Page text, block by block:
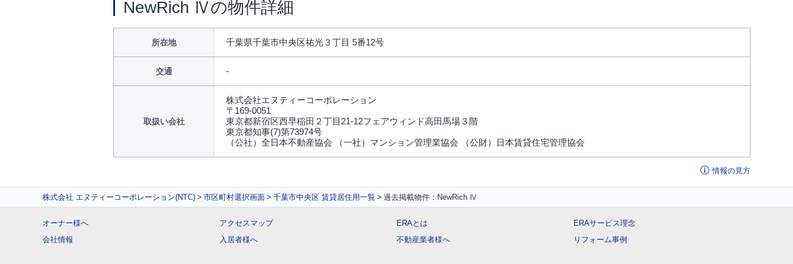
NewRich Ⅳの物件詳細
所在地 千葉県千葉市中央区祐光３丁目 5番12号
交通
取扱い会社
株式会社エヌティーコーポレーション
〒169-0051
東京都新宿区西早稲田２丁目21-12フェアウィンド高田馬場３階
東京都知事(7)第73974号
（公社）全日本不動産協会 （一社）マンション管理業協会 （公財）日本賃貸住宅管理協会
情報の見方
株式会社 エヌティーコーポレーション(NTC) 市区町村選択画面 千葉市中央区 賃貸居住用一覧 過去掲載物件：NewRich Ⅳ
オーナー様へ
会社情報
アクセスマップ
入居者様へ
ERAとは
不動産業者様へ
ERAサービス理念
リフォーム事例